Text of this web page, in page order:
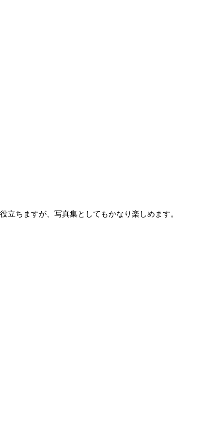
ちますが、写真集としてもかなり楽しめます。